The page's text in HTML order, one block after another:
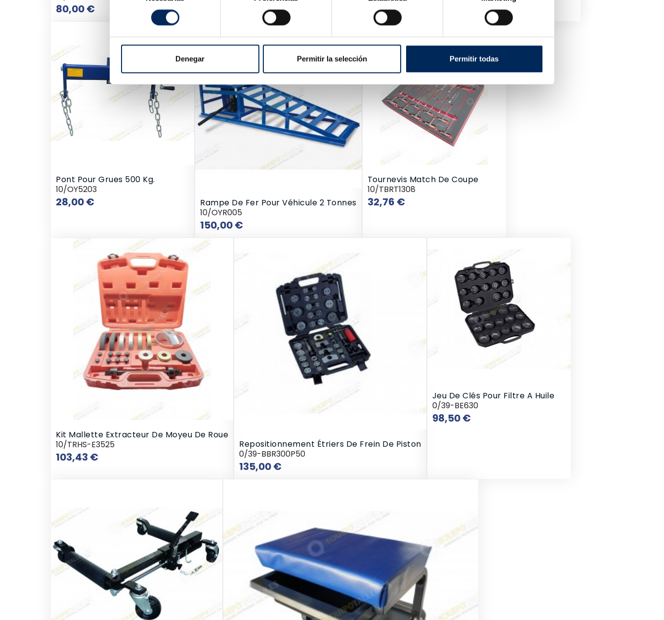
consentimiento
Denegar Permitir la selección Permitir todas
80,00 €
Pont Pour Grues 500 Kg.
10/OY5203
28,00 €
Rampe De Fer Pour Véhicule 2 Tonnes
10/OYR005
150,00 €
Tournevis Match De Coupe
10/TBRT1308
32,76 €Prix
Kit Mallette Extracteur De Moyeu De Roue
10/TRHS-E3525
103,43 €
Repositionnement Étriers De Frein De Piston
0/39-BBR300P50
135,00 €
Jeu De Clés Pour Filtre A Huile
0/39-BE630
98,50 €Prix